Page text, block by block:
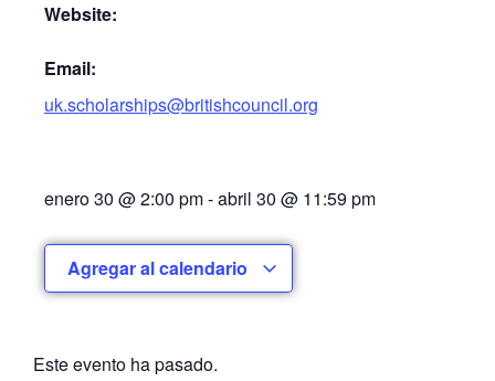
Website:
Email:
uk.scholarships@britishcouncil.org
enero 30 @2:00 pm-abril 30 @ 11:59 pm
Agregar al calendario
Este evento ha pasado.